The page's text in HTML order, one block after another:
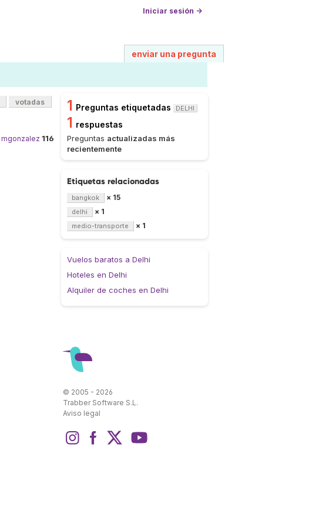
Iniciar sesión →
enviar una pregunta
votadas
mgonzalez 116
1 Preguntas etiquetadas DELHI
1 respuestas
Preguntas actualizadas más
recientemente
Etiquetas relacionadas
bangkok × 15
delhi × 1
medio-transporte × 1
Vuelos baratos a Delhi
Hoteles en Delhi
Alquiler de coches en Delhi
© 2005 - 2026
Trabber Software S.L.
Aviso legal